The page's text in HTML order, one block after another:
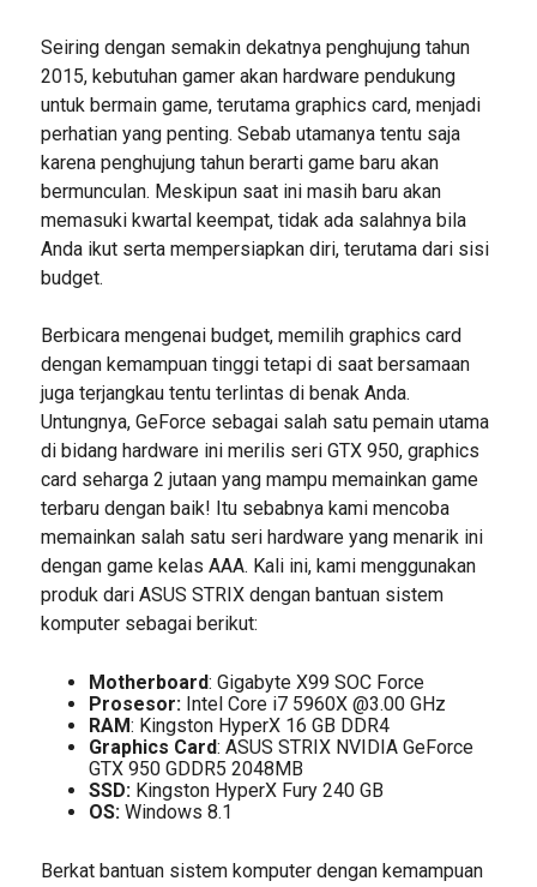
Seiring dengan semakin dekatnya penghujung tahun
2015, kebutuhan gamer akan hardware pendukung
untuk bermain game, terutama graphics card, menjadi
perhatian yang penting. Sebab utamanya tentu saja
karena penghujung tahun berarti game baru akan
bermunculan. Meskipun saat ini masih baru akan
memasuki kwartal keempat, tidak ada salahnya bila
Anda ikut serta mempersiapkan diri, terutama dari sisi
budget.
Berbicara mengenai budget, memilih graphics card
dengan kemampuan tinggi tetapi di saat bersamaan
juga terjangkau tentu terlintas di benak Anda.
Untungnya, GeForce sebagai salah satu pemain utama
di bidang hardware ini merilis seri GTX 950, graphics
card seharga 2 jutaan yang mampu memainkan game
terbaru dengan baik! Itu sebabnya kami mencoba
memainkan salah satu seri hardware yang menarik ini
dengan game kelas AAA. Kali ini, kami menggunakan
produk dari ASUS STRIX dengan bantuan sistem
komputer sebagai berikut:
Motherboard: Gigabyte X99 SOC Force
Prosesor:Intel Core i7 5960X @3.00 GHz
RAM: Kingston HyperX 16 GB DDR4
Graphics Card: ASUS STRIX NVIDIA GeForce
GTX 950 GDDR5 2048MB
SSD:Kingston HyperX Fury 240 GB
OS:Windows 8.1
Berkat bantuan sistem komputer dengan kemampuan